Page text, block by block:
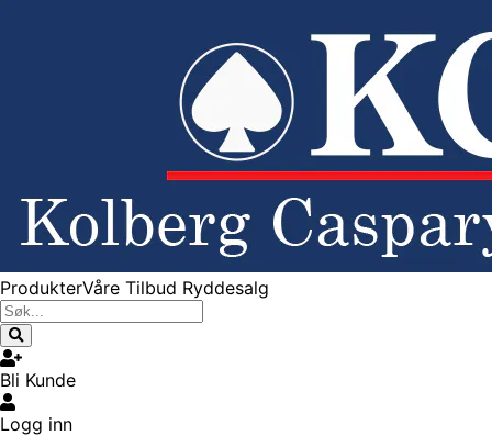
ProdukterVåre Tilbud Ryddesalg
Bli Kunde
Logg inn